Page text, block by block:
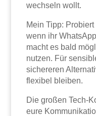
wechseln wollt.
Mein Tipp:
wenn ihr
macht es bald
nutzen. Für
sichereren
flexibel bleiben.
Die großen Tech-
eure